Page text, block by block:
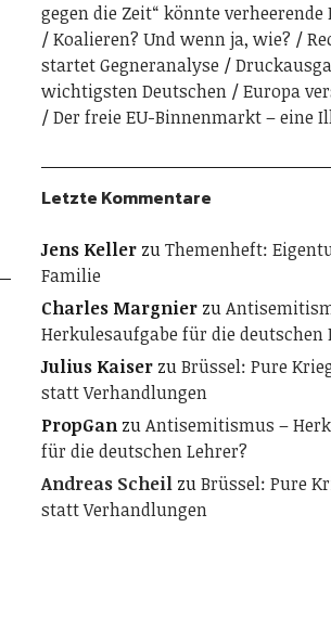
gegen die Zeit“ könnte verheerende
Koalieren? Und wenn ja, wie?
startet Gegneranalyse
wichtigsten Deutschen
Europa
Der freie EU-Binnenmarkt – eine
Letzte Kommentare
Jens KellerzuThemenheft:
Familie
Charles Margnierzu
Herkulesaufgabe für die deutschen
Julius KaiserzuBrüssel: Pure
statt Verhandlungen
PropGanzuAntisemitismus –
für die deutschen Lehrer?
Andreas ScheilzuBrüssel: Pure
statt Verhandlungen